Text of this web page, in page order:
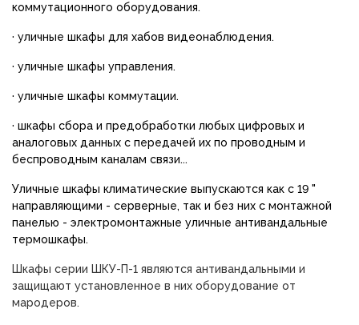
коммутационного оборудования.
· уличные шкафы для хабов видеонаблюдения.
· уличные шкафы управления.
· уличные шкафы коммутации.
· шкафы сбора и предобработки любых цифровых и
аналоговых данных с передачей их по проводным и
беспроводным каналам связи...
Уличные шкафы климатические выпускаются как с 19 "
направляющими - серверные, так и без них с монтажной
панелью - электромонтажные уличные антивандальные
термошкафы.
Шкафы серии ШКУ-П-1 являются антивандальными и
защищают установленное в них оборудование от
мародеров.